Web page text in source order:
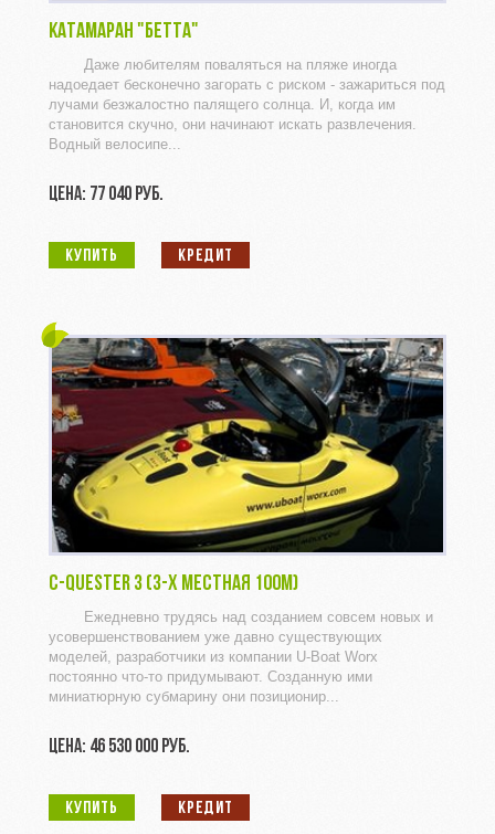
КАТАМАРАН "БЕТТА"
Даже любителям поваляться на пляже иногда
надоедает бесконечно загорать с риском - зажариться под
лучами безжалостно палящего солнца. И, когда им
становится скучно, они начинают искать развлечения.
Водный велосипе...
ЦЕНА: 77 040 РУБ.
КУПИТЬ КРЕДИТ
C-QUESTER 3 (3-X МЕСТНАЯ 100M)
Ежедневно трудясь над созданием совсем новых и
усовершенствованием уже давно существующих
моделей, разработчики из компании U-Boat Worx
постоянно что-то придумывают. Созданную ими
миниатюрную субмарину они позиционир...
ЦЕНА: 46 530 000 РУБ.
КУПИТЬ КРЕДИТ